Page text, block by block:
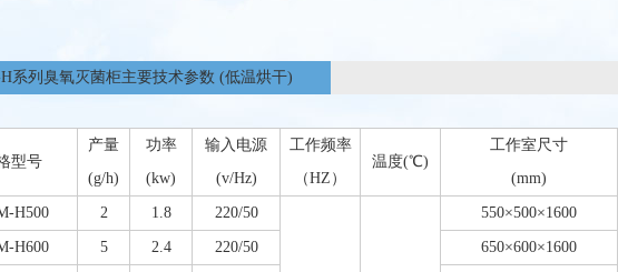
系列臭氧灭菌柜主要技术参数 (低温烘干)
型号
产量
(g/h)
功率
(kw)
输入电源
(v/Hz)
工作频率
（HZ）
温度(℃)
工作室尺寸
(mm)
H500 2 1.8 220/50 550×500×1600
H600 5 2.4 220/50 650×600×1600